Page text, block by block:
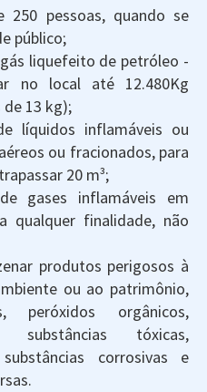
pessoas, quando se
público;
liquefeito de petróleo -
no local até 12.480Kg
13 kg);
líquidos inflamáveis ou
ou fracionados, para
20 m³;
gases inflamáveis em
qualquer finalidade, não
produtos perigosos à
ou ao patrimônio,
peróxidos orgânicos,
substâncias tóxicas,
corrosivas e